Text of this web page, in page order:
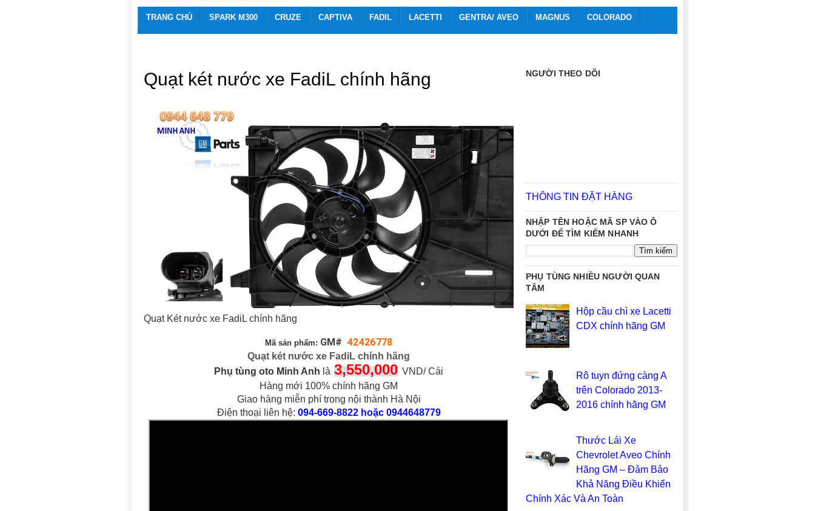
TRANG CHỦ SPARK M300 CRUZE CAPTIVA FADIL LACETTI GENTRA/ AVEO MAGNUS COLORADO
Quạt két nước xe FadiL chính hãng
Quạt Két nước xe FadiL chính hãng
Mã sản phẩm: GM# 42426778
Quạt két nước xe FadiL chính hãng
Phụ tùng oto Minh Anh là 3,550,000 VND/ Cái
Hàng mới 100% chính hãng GM
Giao hàng miễn phí trong nội thành Hà Nội
Điện thoại liên hệ: 094-669-8822 hoặc 0944648779
NGƯỜI THEO DÕI
THÔNG TIN ĐẶT HÀNG
NHẬP TÊN HOẶC MÃ SP VÀO Ô
DƯỚI ĐỂ TÌM KIẾM NHANH
PHỤ TÙNG NHIỀU NGƯỜI QUAN
TÂM
Hộp cầu chì xe Lacetti
CDX chính hãng GM
Rô tuyn đứng càng A
trên Colorado 2013-
2016 chính hãng GM
Thước Lái Xe
Chevrolet Aveo Chính
Hãng GM – Đảm Bảo
Khả Năng Điều Khiển
Chính Xác Và An Toàn